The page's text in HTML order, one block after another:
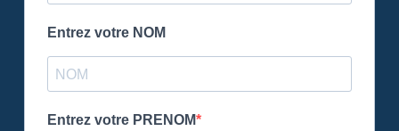
Entrez votre NOM
Entrez votre PRENOM